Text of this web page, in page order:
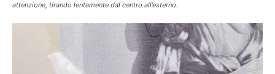
attenzione, tirando lentamente dal centro all’esterno.